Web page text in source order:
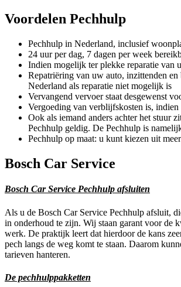
Voordelen Pechhulp
Pechhulp in Nederland, inclusief
24 uur per dag, 7 dagen per week
Indien mogelijk ter plekke reparatie van
Repatriëring van uw auto, inzittenden en
Nederland als reparatie niet mogelijk is
Vervangend vervoer staat desgewenst
Vergoeding van verblijfskosten is, indien
Ook als iemand anders achter het stuur
Pechhulp geldig. De Pechhulp is
Pechhulp op maat: u kunt kiezen uit
Bosch Car Service
Bosch Car Service Pechhulp afsluiten
Als u de Bosch Car Service Pechhulp afsluit,
in onderhoud te zijn. Wij staan garant voor de
werk. De praktijk leert dat hierdoor de kans
pech langs de weg komt te staan. Daarom
tarieven hanteren.
De pechhulppakketten